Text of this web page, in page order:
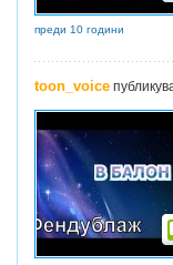
преди 10 години
toon_voice